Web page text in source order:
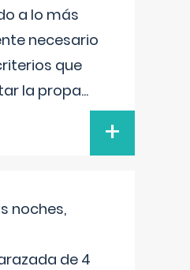
a lo más
necesario
que
la propa...
+
noches,
de 4